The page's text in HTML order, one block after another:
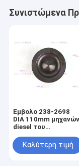
Συνιστώμενα
Έμβολο 238-2698
DIA 110mm μηχανών
diesel του
Καλύτερη τιμή